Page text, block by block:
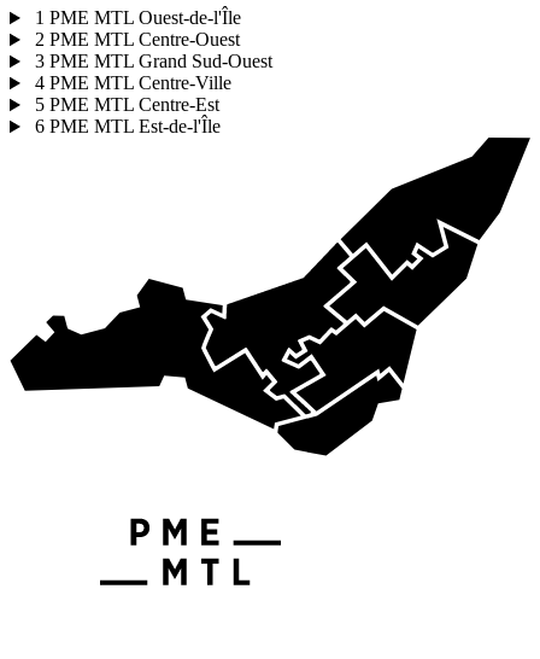
1 PME MTL Ouest-de-l'Île
2 PME MTL Centre-Ouest
3 PME MTL Grand Sud-Ouest
4 PME MTL Centre-Ville
5 PME MTL Centre-Est
6 PME MTL Est-de-l'Île